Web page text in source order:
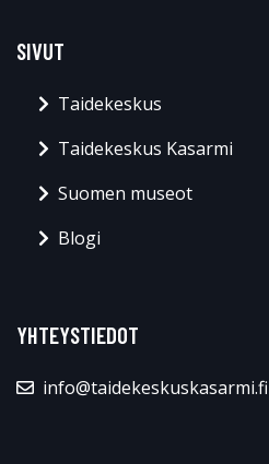
SIVUT
Taidekeskus
Taidekeskus Kasarmi
Suomen museot
Blogi
YHTEYSTIEDOT
info@taidekeskuskasarmi.fi